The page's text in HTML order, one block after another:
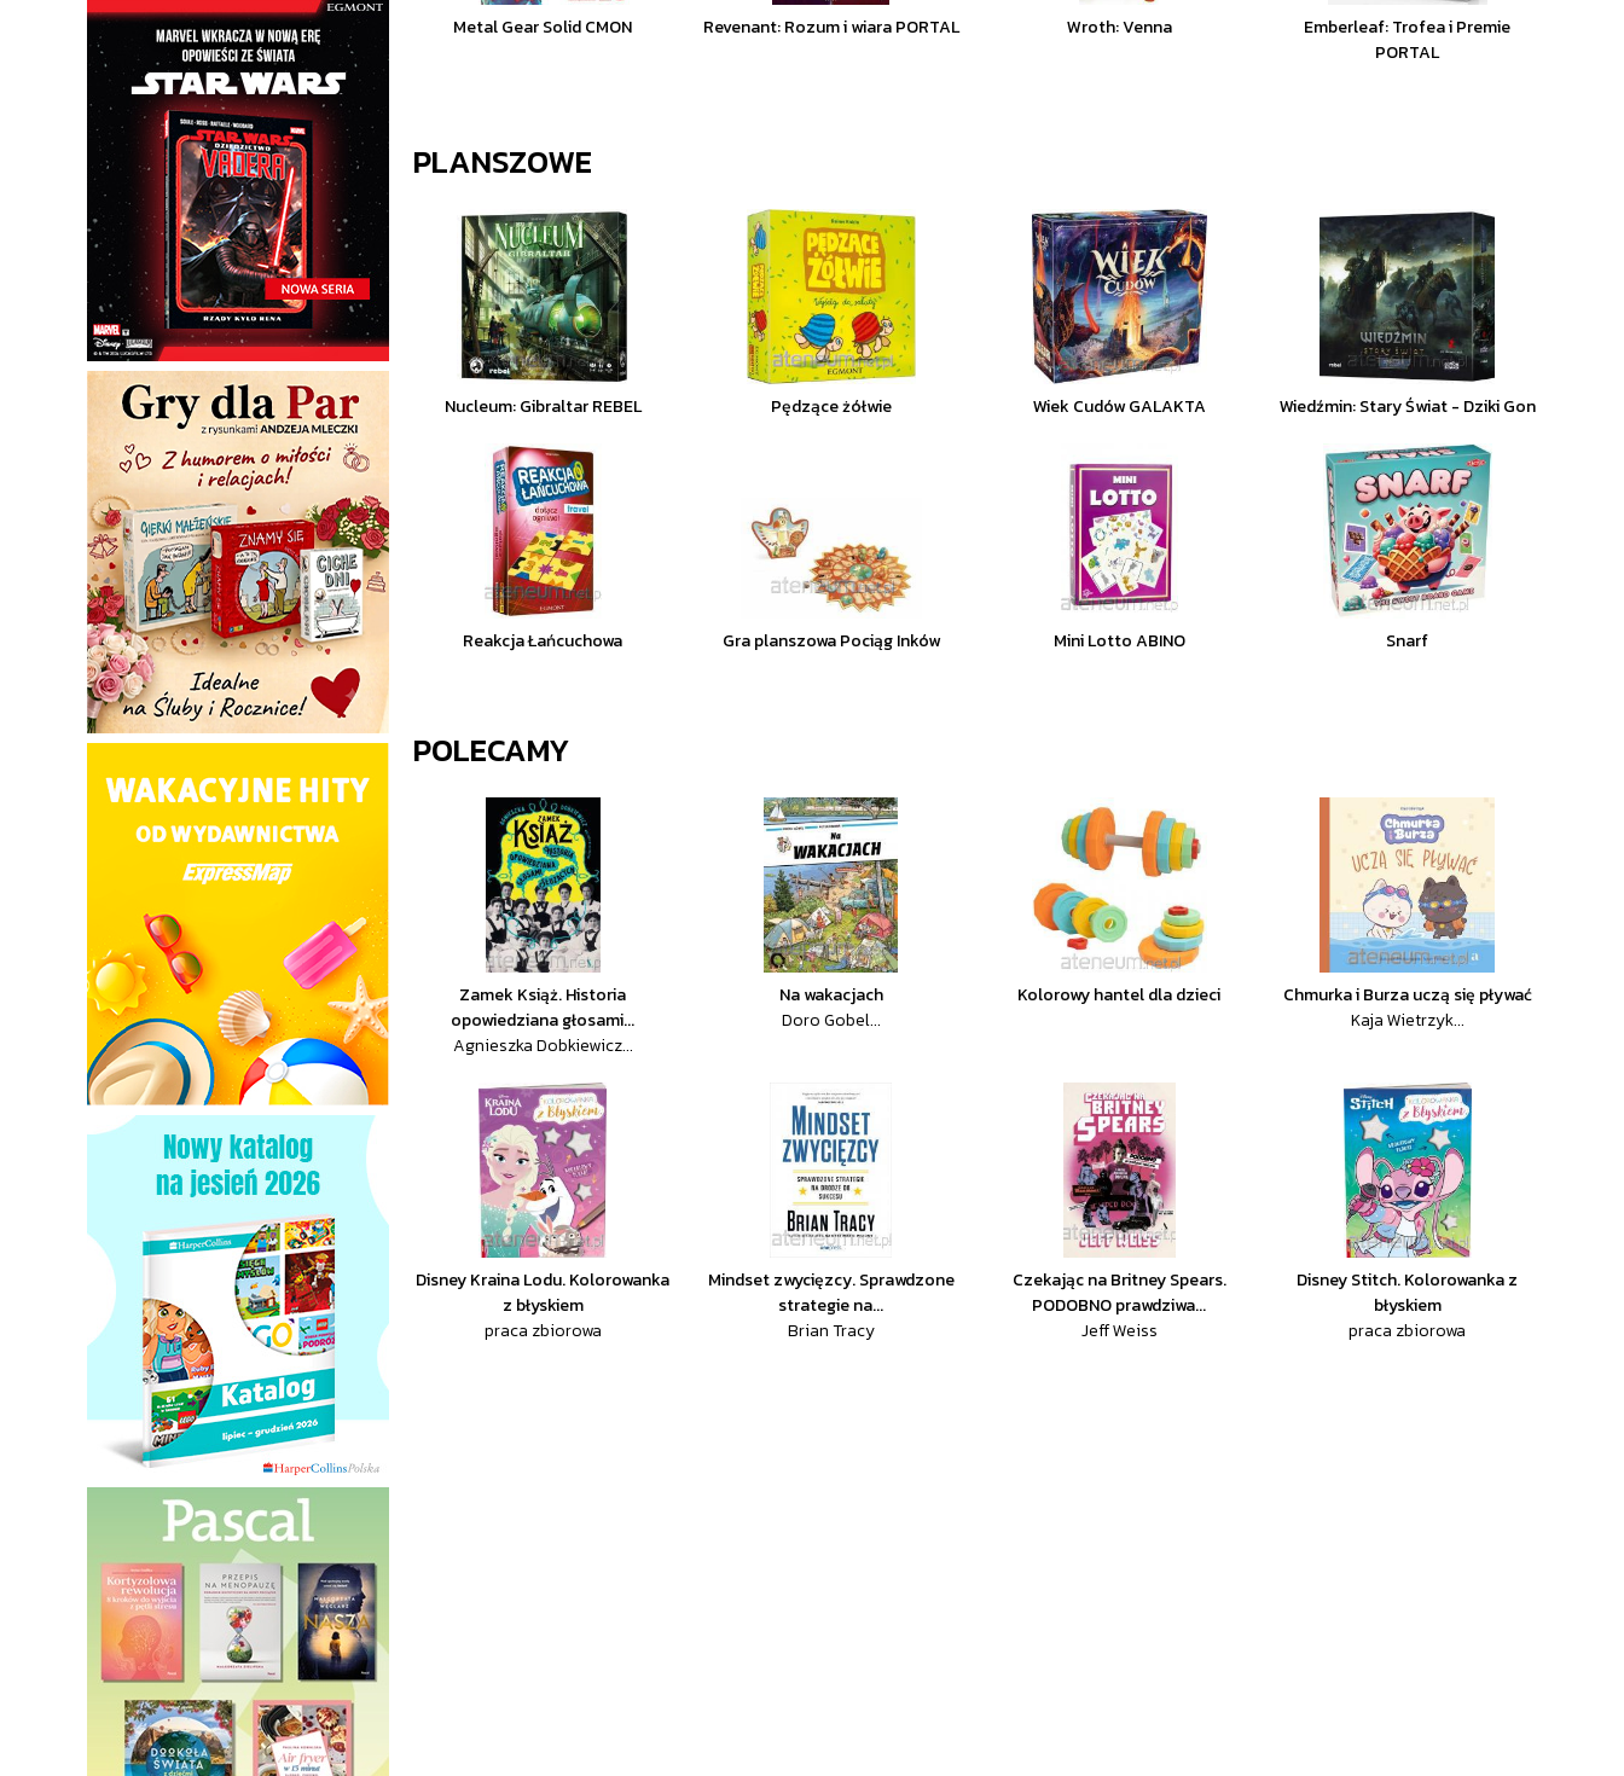
Metal Gear Solid CMON Revenant: Rozum i wiara PORTAL Wroth: Venna
Emberleaf: Trofea i Premie
PORTAL
PLANSZOWE
Nucleum: Gibraltar REBEL Pędzące żółwie Wiek Cudów GALAKTA Wiedźmin: Stary Świat - Dziki Gon
Reakcja Łańcuchowa Gra planszowa Pociąg Inków Mini Lotto ABINO Snarf
POLECAMY
Zamek Książ. Historia
opowiedziana głosami...
Agnieszka Dobkiewicz...
Na wakacjach
Doro Gobel...
Kolorowy hantel dla dzieci
Chmurka i Burza uczą się pływać
Kaja Wietrzyk...
Disney Kraina Lodu. Kolorowanka
z błyskiem
praca zbiorowa
Mindset zwycięzcy. Sprawdzone
strategie na...
Brian Tracy
Czekając na Britney Spears.
PODOBNO prawdziwa...
Jeff Weiss
Disney Stitch. Kolorowanka z
błyskiem
praca zbiorowa